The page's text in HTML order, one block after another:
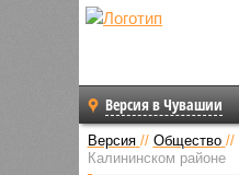
Версия в Чувашии
Версия // Общество //
Калининском районе